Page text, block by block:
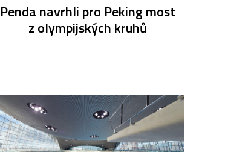
Penda navrhli pro Peking most
z olympijských kruhů